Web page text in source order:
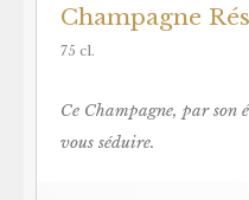
Champagne
75 cl.
Ce Champagne, par son
vous séduire.